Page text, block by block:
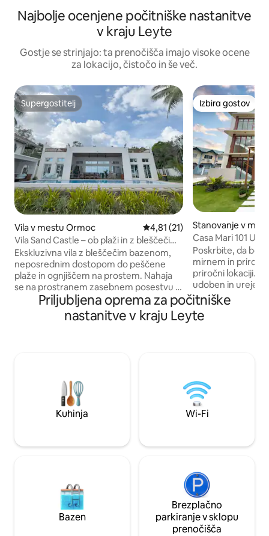
Najbolje ocenjene počitniške nastanitve
v kraju Leyte
Gostje se strinjajo: ta prenočišča imajo visoke ocene
za lokacijo, čistočo in še več.
Supergostitelj
Supergostitelj
Vila v mestu Ormoc Povprečna ocena: 4,81 od 5,
4,81 (21)
Vila Sand Castle – ob plaži in z bleščečim
se bazenom
Ekskluzivna vila z bleščečim bazenom,
neposrednim dostopom do peščene
plaže in ognjiščem na prostem. Nahaja
se na prostranem zasebnem posestvu s
pogledom na zaliv Ormoc. Uživajte v
dnevih v slogu letovišča ob bazenu in
nepozabnih nočeh pod zvezdami.
kot le vila, to je vaše lastno razkošno
karaoke in brezplačno parkiranje so
Izbira gostov
Izbira gostov
Stanovanje v
City
Casa Mari 101
zagotovljeno!
Poskrbite, da bo
mirnem in
priročni lokaciji. Vaš popolnoma nov,
udoben in urejen
nalašč za
skupine do 6
sproščujočem
bolnišnic,
središča
železnice
Priljubljena oprema za počitniške
nastanitve v kraju Leyte
Kuhinja Wi-Fi
Bazen
Brezplačno
parkiranje v sklopu
prenočišča